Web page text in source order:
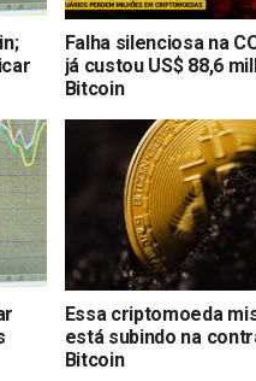
Falha silenciosa na
já custou US$ 88,6
Bitcoin
Essa criptomoeda
está subindo na
Bitcoin